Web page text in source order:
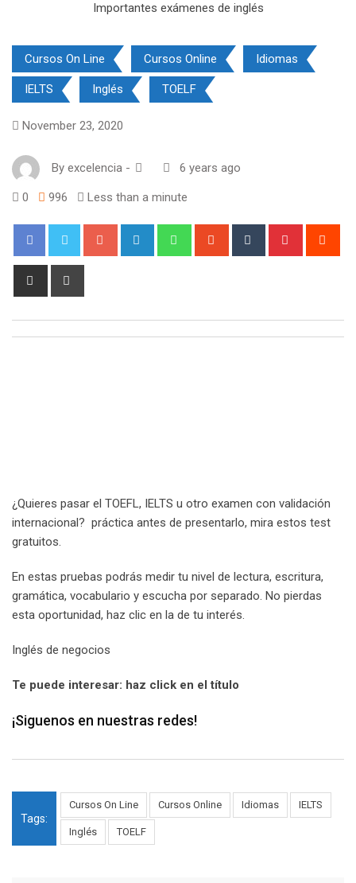
Cursos On Line Cursos Online Idiomas
IELTS Inglés TOELF
November 23, 2020
By excelencia - 6 years ago
0 996 Less than a minute
Google+ LinkedIn WhatsappStumbleUpon
Tumblr Pinterest
Share
¿Quieres pasar el TOEFL, IELTS u otro examen con validación
internacional? práctica antes de presentarlo, mira estos test
gratuitos.
En estas pruebas podrás medir tu nivel de lectura, escritura,
gramática, vocabulario y escucha por separado. No pierdas
esta oportunidad, haz clic en la de tu interés.
Inglés de negocios
Te puede interesar: haz click en el título
¡Siguenos en nuestras redes!
Tags:
Cursos On Line Cursos Online Idiomas IELTS
Inglés TOELF